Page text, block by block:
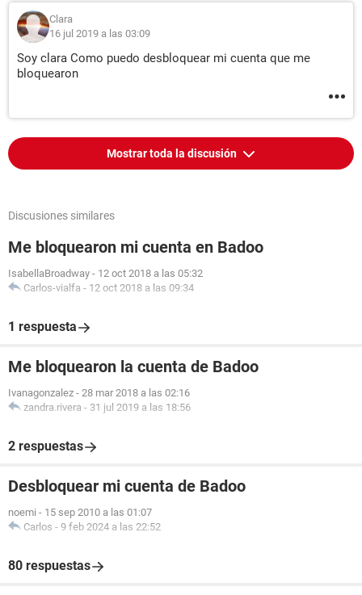
Clara
16 jul 2019 a las 03:09
Soy clara Como puedo desbloquear mi cuenta que me
bloquearon
Mostrar toda la discusión
Discusiones similares
Me bloquearon mi cuenta en Badoo
IsabellaBroadway - 12 oct 2018 a las 05:32
Carlos-vialfa - 12 oct 2018 a las 09:34
1 respuesta
Me bloquearon la cuenta de Badoo
Ivanagonzalez - 28 mar 2018 a las 02:16
zandra.rivera - 31 jul 2019 a las 18:56
2 respuestas
Desbloquear mi cuenta de Badoo
noemi - 15 sep 2010 a las 01:07
Carlos - 9 feb 2024 a las 22:52
80 respuestas